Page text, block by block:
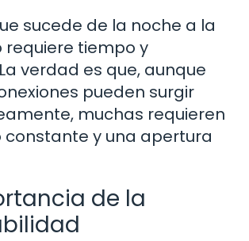
sucede de la noche a la
requiere tiempo y
verdad es que, aunque
pueden surgir
muchas requieren
constante y una apertura
de la